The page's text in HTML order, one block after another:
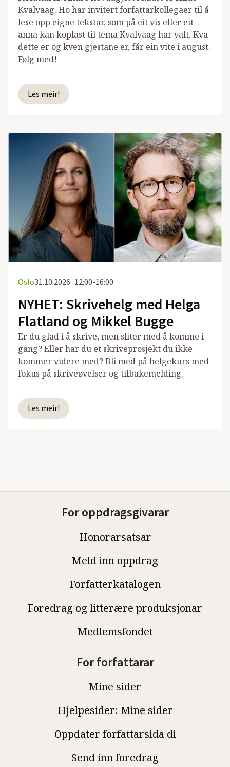
Kvalvaag. Ho har invitert forfattarkollegaer til å
lese opp eigne tekstar, som på eit vis eller eit
anna kan koplast til tema Kvalvaag har valt. Kva
dette er og kven gjestane er, får ein vite i august.
Følg med!
Les meir!
Oslo31.10.2026 12:00-16:00
NYHET: Skrivehelg med Helga
Flatland og Mikkel Bugge
Er du glad i å skrive, men sliter med å komme i
gang? Eller har du et skriveprosjekt du ikke
kommer videre med? Bli med på helgekurs med
fokus på skriveøvelser og tilbakemelding.
Les meir!
For oppdragsgivarar
Honorarsatsar
Meld inn oppdrag
Forfatterkatalogen
Foredrag og litterære produksjonar
Medlemsfondet
For forfattarar
Mine sider
Hjelpesider: Mine sider
Oppdater forfattarsida di
Send inn foredrag